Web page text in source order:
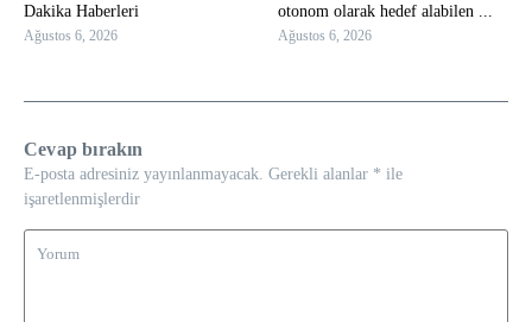
Dakika Haberleri
Ağustos 6, 2026
otonom olarak hedef alabilen ...
Ağustos 6, 2026
Cevap bırakın
E-posta adresiniz yayınlanmayacak. Gerekli alanlar * ile
işaretlenmişlerdir